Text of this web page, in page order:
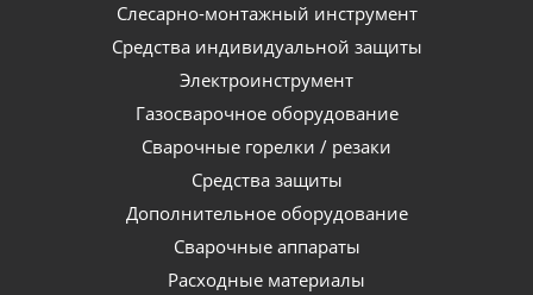
Слесарно-монтажный инструмент
Средства индивидуальной защиты
Электроинструмент
Газосварочное оборудование
Сварочные горелки / резаки
Средства защиты
Дополнительное оборудование
Сварочные аппараты
Расходные материалы